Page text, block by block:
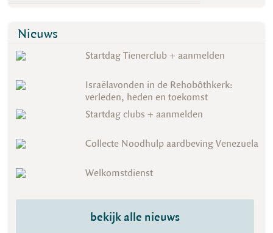
Nieuws
Startdag Tienerclub + aanmelden
Israëlavonden in de Rehobôthkerk:
verleden, heden en toekomst
Startdag clubs + aanmelden
Collecte Noodhulp aardbeving Venezuela
Welkomstdienst
bekijk alle nieuws